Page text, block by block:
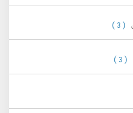
( 3 )
( 3 )